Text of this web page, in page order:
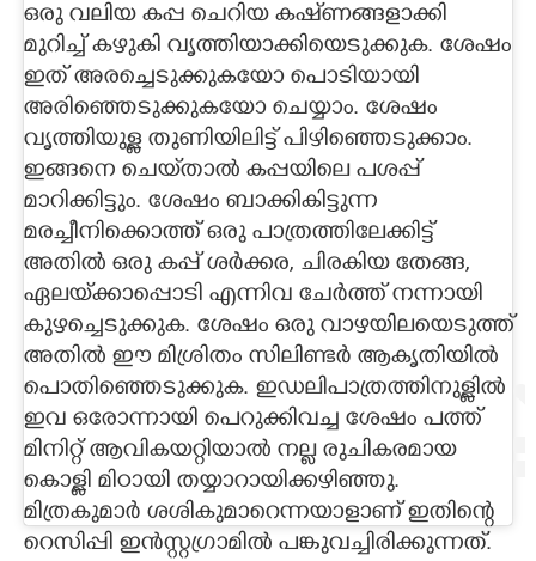
ഒരു വലിയ കപ്പ ചെറിയ കഷ്‌ണങ്ങളാക്കി
മുറിച്ച്‌ കഴുകി വൃത്തിയാക്കിയെടുക്കുക. ശേഷം
ഇത് അരച്ചെടുക്കുകയോ പൊടിയായി
അരിഞ്ഞെടുക്കുകയോ ചെയ്യാം. ശേഷം
വൃത്തിയുള്ള തുണിയിലിട്ട് പിഴിഞ്ഞെടുക്കാം.
ഇങ്ങനെ ചെയ്‌താൽ കപ്പയിലെ പശപ്പ്
മാറിക്കിട്ടും. ശേഷം ബാക്കികിട്ടുന്ന
മരച്ചീനിക്കൊത്ത് ഒരു പാത്രത്തിലേക്കിട്ട്
അതിൽ ഒരു കപ്പ് ശർക്കര, ചിരകിയ തേങ്ങ,
ഏലയ്‌ക്കാപ്പൊടി എന്നിവ ചേർത്ത് നന്നായി
കുഴച്ചെടുക്കുക. ശേഷം ഒരു വാഴയിലയെടുത്ത്
അതിൽ ഈ മിശ്രിതം സിലിണ്ടർ ആകൃതിയിൽ
പൊതിഞ്ഞെടുക്കുക. ഇഡലിപാത്രത്തിനുള്ളിൽ
ഇവ ഒരോന്നായി പെറുക്കിവച്ച ശേഷം പത്ത്
മിനിറ്റ് ആവികയറ്റിയാൽ നല്ല രുചികരമായ
കൊള്ളി മിഠായി തയ്യാറായിക്കഴിഞ്ഞു.
മിത്രകുമാർ ശശികുമാറെന്നയാളാണ് ഇതിന്റെ
റെസിപ്പി ഇൻസ്റ്റഗ്രാമിൽ പങ്കുവച്ചിരിക്കുന്നത്.